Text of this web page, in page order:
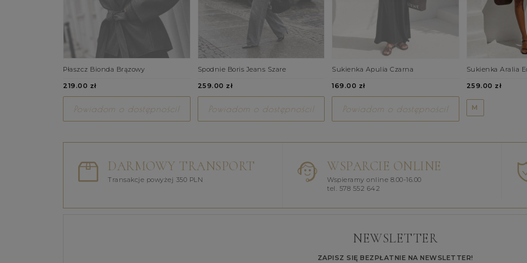
Płaszcz Bionda Brązowy
219.00 zł
Powiadom o dostępności!
Spodnie Boris Jeans Szare
259.00 zł
Powiadom o dostępności!
Sukienka Apulia Czarna
169.00 zł
Powiadom o dostępności!
Sukienka Aralia
259.00 zł
M
DARMOWY TRANSPORT
Transakcje powyżej 350 PLN
WSPARCIE ONLINE
Wspieramy online 8.00-16.00
tel. 578 552 642
NEWSLETTER
ZAPISZ SIĘ BEZPŁATNIE NA NEWSLETTER!